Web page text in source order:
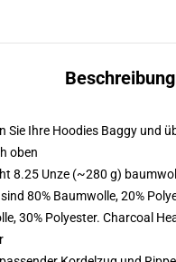
Beschreibung
Sie Ihre Hoodies Baggy und
oben
8.25 Unze (~280 g)
80% Baumwolle, 20%
30% Polyester. Charcoal